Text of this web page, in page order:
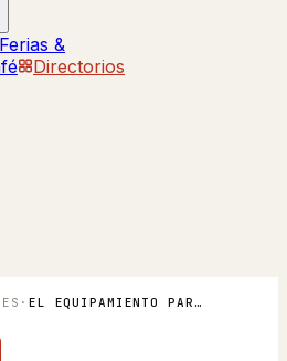
Ferias &
Directorios
· EL EQUIPAMIENTO PARA HOSTELERÍA ESPAÑOL SE EXHIBE EN LA FERIA SIRHA LYON